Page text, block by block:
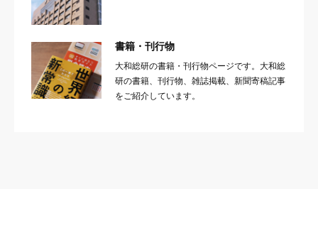
書籍・刊行物
大和総研の書籍・刊行物ページです。大和総
研の書籍、刊行物、雑誌掲載、新聞寄稿記事
をご紹介しています。